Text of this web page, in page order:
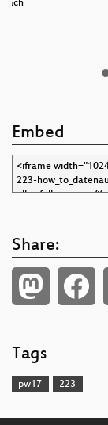
Embed
Share:
Tags
pw17 223